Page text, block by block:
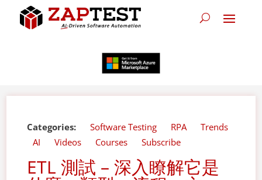
Categories: Software Testing RPA
Trends
AI
Videos Courses Subscribe
ETL 測試 – 深入瞭解它是